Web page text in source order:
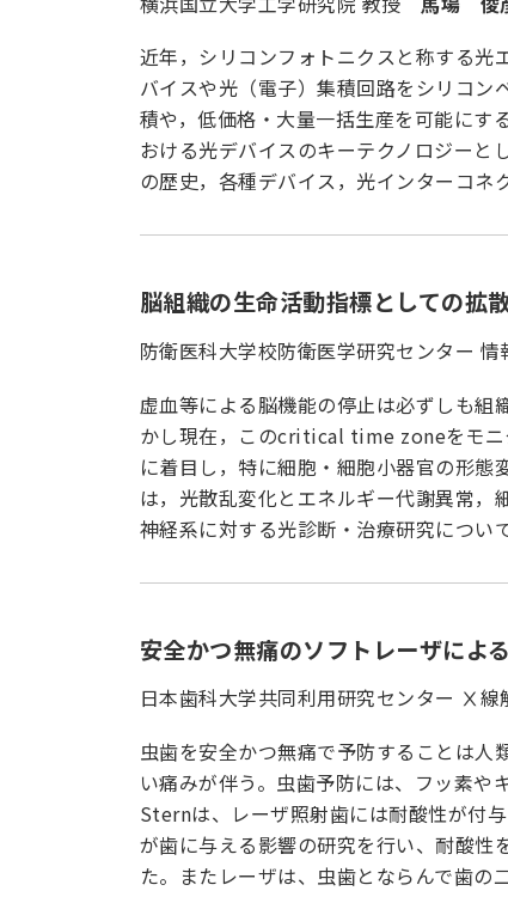
近年，シリコンフォトニクスと称する光
バイスや光（電子）集積回路をシリコ
積や，低価格・大量一括生産を可能にす
おける光デバイスのキーテクノロジーと
の歴史，各種デバイス，光インターコネ
脳組織の生命活動指標としての拡
防衛医科大学校防衛医学研究センター
虚血等による脳機能の停止は必ずしも
かし現在，このcritical time zoneをモニ
に着目し，特に細胞・細胞小器官の形
は，光散乱変化とエネルギー代謝異常
神経系に対する光診断・治療研究につい
安全かつ無痛のソフトレーザによ
日本歯科大学共同利用研究センター Ⅹ
虫歯を安全かつ無痛で予防することは
い痛みが伴う。虫歯予防には、フッ素
Sternは、レーザ照射歯には耐酸性が付
が歯に与える影響の研究を行い、耐酸性
た。またレーザは、虫歯とならんで歯の